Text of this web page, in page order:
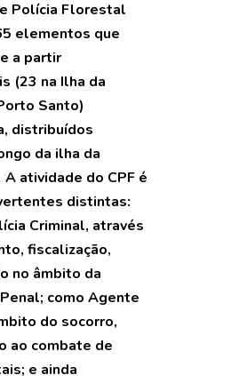
Polícia Florestal
elementos que
a partir
(23 na Ilha da
Santo)
distribuídos
da ilha da
A atividade do CPF é
distintas:
Criminal, através
fiscalização,
no âmbito da
como Agente
do socorro,
ao combate de
e ainda